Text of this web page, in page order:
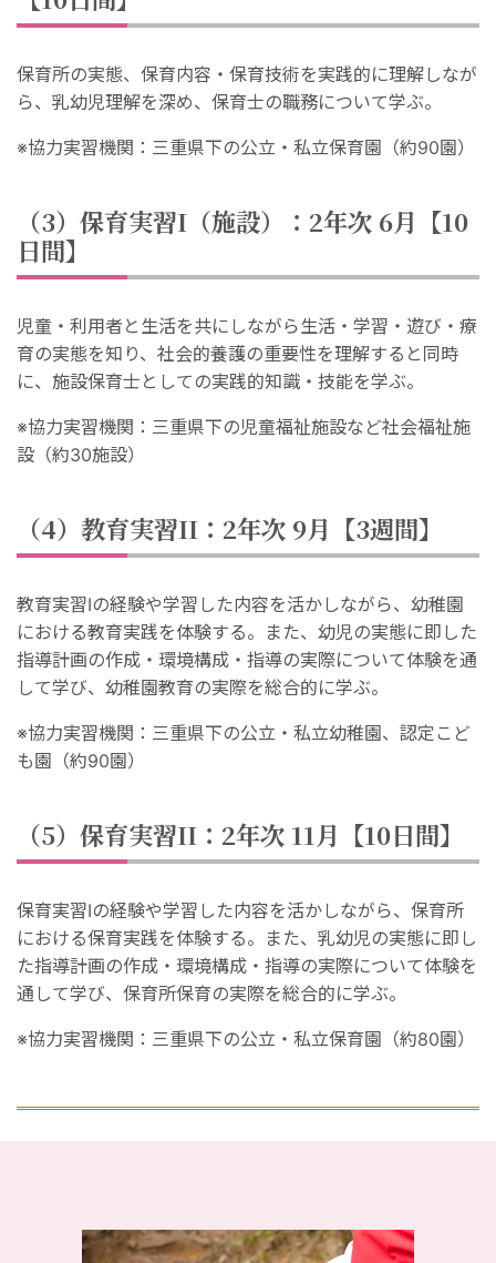
保育所の実態、保育内容・保育技術を実践的に理解しなが
ら、乳幼児理解を深め、保育士の職務について学ぶ。
※協力実習機関：三重県下の公立・私立保育園（約90園）
（3）保育実習I（施設）：2年次 6月【10
日間】
児童・利用者と生活を共にしながら生活・学習・遊び・療
育の実態を知り、社会的養護の重要性を理解すると同時
に、施設保育士としての実践的知識・技能を学ぶ。
※協力実習機関：三重県下の児童福祉施設など社会福祉施
設（約30施設）
（4）教育実習II：2年次 9月【3週間】
教育実習Ⅰの経験や学習した内容を活かしながら、幼稚園
における教育実践を体験する。また、幼児の実態に即した
指導計画の作成・環境構成・指導の実際について体験を通
して学び、幼稚園教育の実際を総合的に学ぶ。
※協力実習機関：三重県下の公立・私立幼稚園、認定こど
も園（約90園）
（5）保育実習II：2年次 11月【10日間】
保育実習Ⅰの経験や学習した内容を活かしながら、保育所
における保育実践を体験する。また、乳幼児の実態に即し
た指導計画の作成・環境構成・指導の実際について体験を
通して学び、保育所保育の実際を総合的に学ぶ。
※協力実習機関：三重県下の公立・私立保育園（約80園）